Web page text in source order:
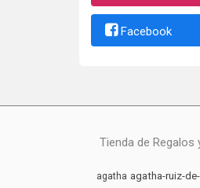
Facebook
Tienda de
agatha agatha-ruiz-